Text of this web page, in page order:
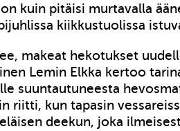
kuin pitäisi murtavalla
kiikkustuolissa
makeat hekotukset
Lemin Elkka kertoo
suuntautuneesta
riitti, kun tapasin
deekun, joka